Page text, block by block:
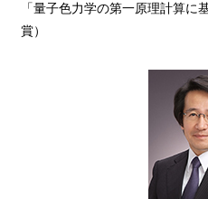
「量子色力学の第一原理計算に
賞）